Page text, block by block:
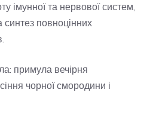
імунної та нервової систем,
синтез повноцінних
примула вечірня
чорної смородини і